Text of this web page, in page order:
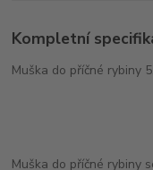
Kompletní
Muška do příčné rybiny
Muška do příčné rybiny